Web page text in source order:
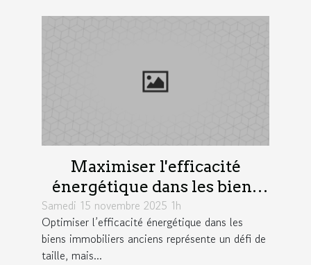
Maximiser l'efficacité
énergétique dans les biens
immobiliers anciens
Samedi 15 novembre 2025 1h
Optimiser l’efficacité énergétique dans les
biens immobiliers anciens représente un défi de
taille, mais...